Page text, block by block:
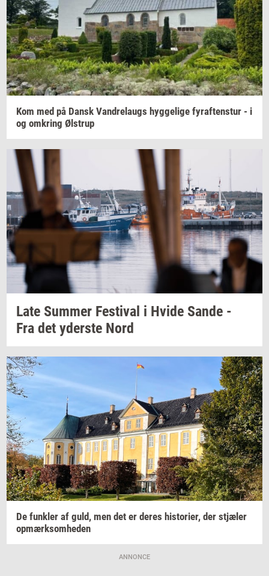
Kom med på Dansk Van­d­re­laugs hyg­ge­li­ge fyraf­tens­tur - i
og om­kring Øl­strup
Late Sum­mer Festi­val i Hvide Sande -
Fra det yder­ste Nord
De funk­ler af guld, men det er deres hi­sto­ri­er, der stjæ­ler
op­mærk­som­he­den
ANNONCE